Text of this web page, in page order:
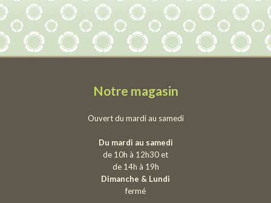
Notre magasin
Ouvert du mardi au samedi
Du mardi au samedi
de 10h à 12h30 et
de 14h à 19h
Dimanche & Lundi
fermé